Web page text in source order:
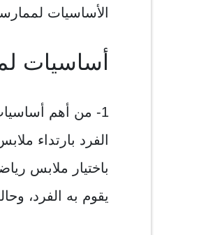
الأساسيات
أساسيات
1- من أهم
الفرد بارتداء
باختيار ملابس
يقوم به الفرد،